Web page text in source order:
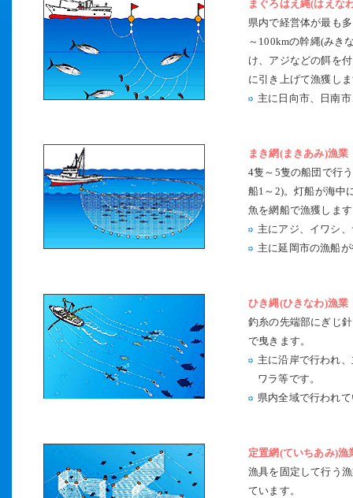
まぐろはえ縄(はえな
県内で経営体が最も
～100kmの幹縄(みき
け、アジなどの餌を
に引き上げて漁獲し
主に日向市、日南
まき網(まきあみ)漁業
4隻～5隻の船団で行
船1～2)。灯船が海中
魚を網船で漁獲しま
主にアジ、イワシ
主に延岡市の漁船
ひき縄(ひきなわ)漁業
釣糸の先端部にぎじ
で曳きます。
主に沿岸で行われ
ワラ等です。
県内全域で行われ
定置網(ていちあみ)漁
漁具を固定して行う
ています。